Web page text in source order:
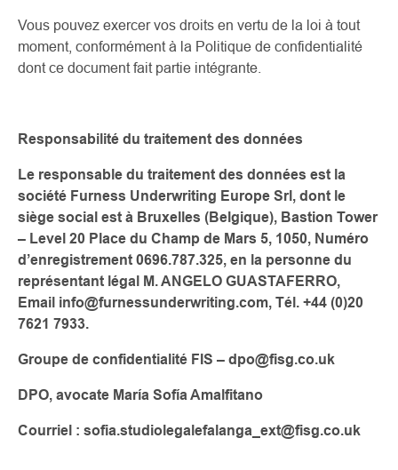
Vous pouvez exercer vos droits en vertu de la loi à tout
moment, conformément à la Politique de confidentialité
dont ce document fait partie intégrante.
Responsabilité du traitement des données
Le responsable du traitement des données est la
société Furness Underwriting Europe Srl, dont le
siège social est à Bruxelles (Belgique), Bastion Tower
– Level 20 Place du Champ de Mars 5, 1050, Numéro
d’enregistrement 0696.787.325, en la personne du
représentant légal M. ANGELO GUASTAFERRO,
Email info@furnessunderwriting.com, Tél. +44 (0)20
7621 7933.
Groupe de confidentialité FIS – dpo@fisg.co.uk
DPO, avocate María Sofía Amalfitano
Courriel : sofia.studiolegalefalanga_ext@fisg.co.uk